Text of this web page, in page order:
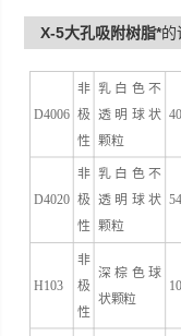
理，
X-5大孔吸附树脂*的
D4006
非
极
性
乳白色不
透明球状
颗粒
D4020
非
极
性
乳白色不
透明球状
颗粒
H103
非
极
性
深棕色球
状颗粒